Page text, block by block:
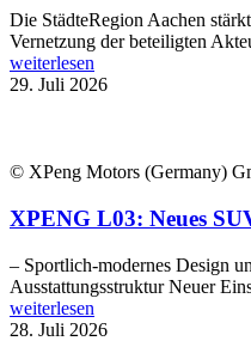
Die StädteRegion Aachen
Vernetzung der beteiligten
weiterlesen
29. Juli 2026
© XPeng Motors (Germany)
XPENG L03: Neues
– Sportlich-modernes Design
Ausstattungsstruktur Neuer
weiterlesen
28. Juli 2026